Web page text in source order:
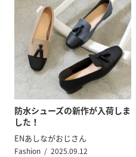
防水シューズの新作が入荷しま
した！
ENあしながおじさん
Fashion 2025.09.12